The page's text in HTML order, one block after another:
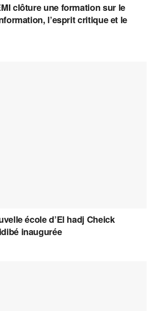
clôture une formation sur le
l’esprit critique et le
école d’El hadj Cheick
inaugurée